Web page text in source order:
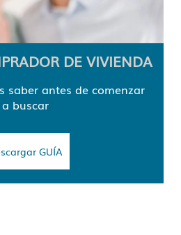
DE VIVIENDA
saber antes de comenzar
a buscar
GUÍA